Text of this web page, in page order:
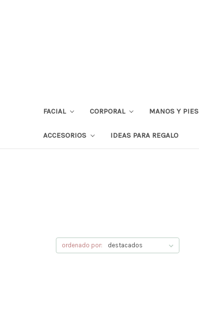
FACIAL CORPORAL MANOS Y PIES
ACCESORIOS IDEAS PARA REGALO
ordenado por: